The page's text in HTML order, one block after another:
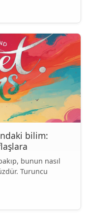
bilim:
bunun nasıl
Turuncu